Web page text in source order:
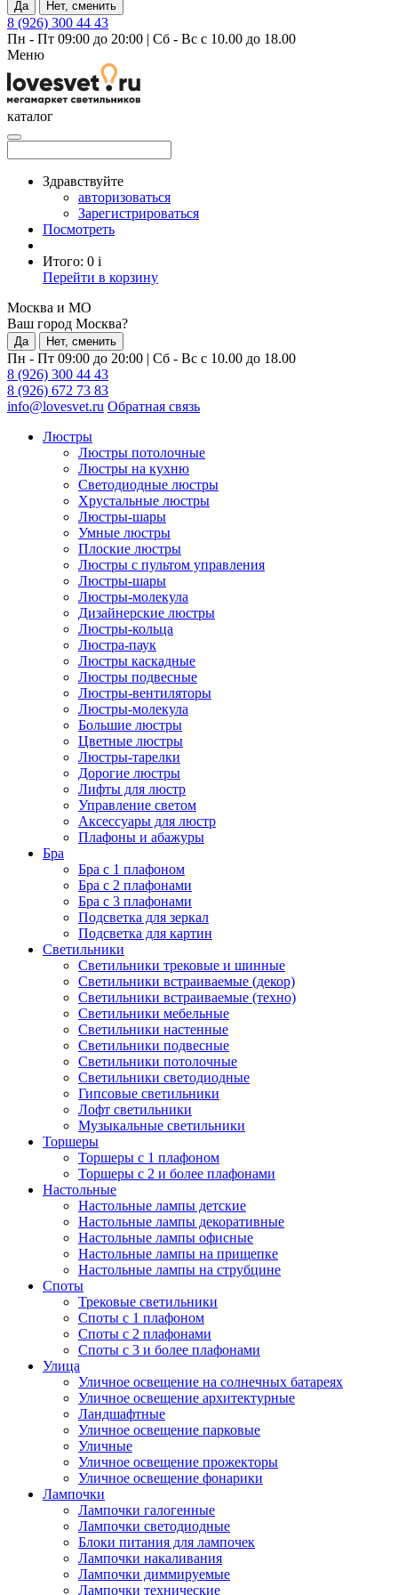
Да Нет, сменить
8 (926) 300 44 43
Пн - Пт 09:00 до 20:00 | Сб - Вс с 10.00 до 18.00
Меню
каталог
Здравствуйте
авторизоваться
Зарегистрироваться
Посмотреть
Итого: 0 i
Перейти в корзину
Москва и МО
Ваш город Москва?
Да Нет, сменить
Пн - Пт 09:00 до 20:00 | Сб - Вс с 10.00 до 18.00
8 (926) 300 44 43
8 (926) 672 73 83
info@lovesvet.ru Обратная связь
Люстры
Люстры потолочные
Люстры на кухню
Светодиодные люстры
Хрустальные люстры
Люстры-шары
Умные люстры
Плоские люстры
Люстры с пультом управления
Люстры-шары
Люстры-молекула
Дизайнерские люстры
Люстры-кольца
Люстра-паук
Люстры каскадные
Люстры подвесные
Люстры-вентиляторы
Люстры-молекула
Большие люстры
Цветные люстры
Люстры-тарелки
Дорогие люстры
Лифты для люстр
Управление светом
Аксессуары для люстр
Плафоны и абажуры
Бра
Бра с 1 плафоном
Бра с 2 плафонами
Бра с 3 плафонами
Подсветка для зеркал
Подсветка для картин
Светильники
Светильники трековые и шинные
Светильники встраиваемые (декор)
Светильники встраиваемые (техно)
Светильники мебельные
Светильники настенные
Светильники подвесные
Светильники потолочные
Светильники светодиодные
Гипсовые светильники
Лофт светильники
Музыкальные светильники
Торшеры
Торшеры с 1 плафоном
Торшеры с 2 и более плафонами
Настольные
Настольные лампы детские
Настольные лампы декоративные
Настольные лампы офисные
Настольные лампы на прищепке
Настольные лампы на струбцине
Споты
Трековые светильники
Споты с 1 плафоном
Споты с 2 плафонами
Споты с 3 и более плафонами
Улица
Уличное освещение на солнечных батареях
Уличное освещение архитектурные
Ландшафтные
Уличное освещение парковые
Уличные
Уличное освещение прожекторы
Уличное освещение фонарики
Лампочки
Лампочки галогенные
Лампочки светодиодные
Блоки питания для лампочек
Лампочки накаливания
Лампочки диммируемые
Лампочки технические